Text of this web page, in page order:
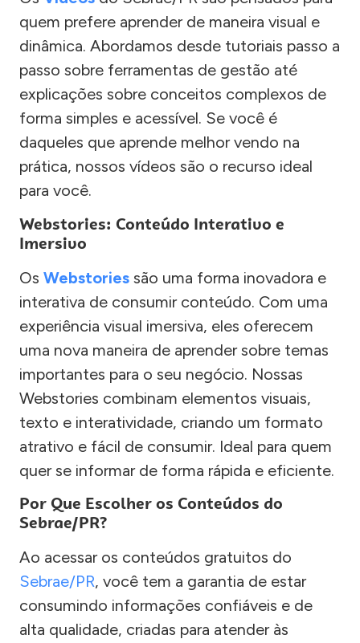
quem prefere aprender de maneira visual e
dinâmica. Abordamos desde tutoriais passo a
passo sobre ferramentas de gestão até
explicações sobre conceitos complexos de
forma simples e acessível. Se você é
daqueles que aprende melhor vendo na
prática, nossos vídeos são o recurso ideal
para você.
Webstories: Conteúdo Interativo e
Imersivo
Os Webstories são uma forma inovadora e
interativa de consumir conteúdo. Com uma
experiência visual imersiva, eles oferecem
uma nova maneira de aprender sobre temas
importantes para o seu negócio. Nossas
Webstories combinam elementos visuais,
texto e interatividade, criando um formato
atrativo e fácil de consumir. Ideal para quem
quer se informar de forma rápida e eficiente.
Por Que Escolher os Conteúdos do
Sebrae/PR?
Ao acessar os conteúdos gratuitos do
Sebrae/PR, você tem a garantia de estar
consumindo informações confiáveis e de
alta qualidade, criadas para atender às